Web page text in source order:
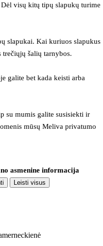
visų kitų tipų slapukų turime
slapukai. Kai kuriuos slapukus
trečiųjų šalių tarnybos.
galite bet kada keisti arba
su mumis galite susisiekti ir
mūsų Meliva privatumo
asmenine informacija
Leisti visus